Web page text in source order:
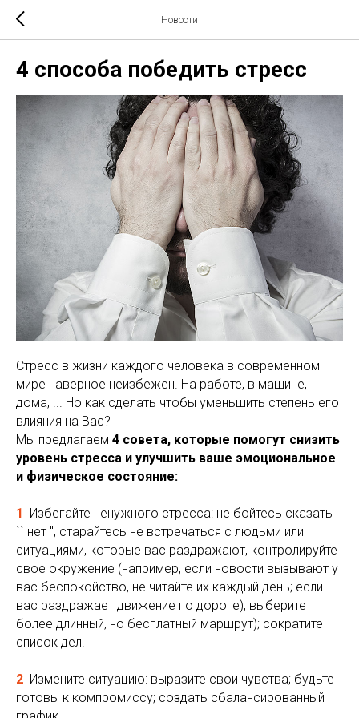
Новости
4 способа победить стресс
Стресс в жизни каждого человека в современном
мире наверное неизбежен. На работе, в машине,
дома, ... Но как сделать чтобы уменьшить степень его
влияния на Вас?
Мы предлагаем 4 совета, которые помогут снизить
уровень стресса и улучшить ваше эмоциональное
и физическое состояние:
1 Избегайте ненужного стресса: не бойтесь сказать
`` нет '', старайтесь не встречаться с людьми или
ситуациями, которые вас раздражают, контролируйте
свое окружение (например, если новости вызывают у
вас беспокойство, не читайте их каждый день; если
вас раздражает движение по дороге), выберите
более длинный, но бесплатный маршрут); сократите
список дел.
2 Измените ситуацию: выразите свои чувства; будьте
готовы к компромиссу; создать сбалансированный